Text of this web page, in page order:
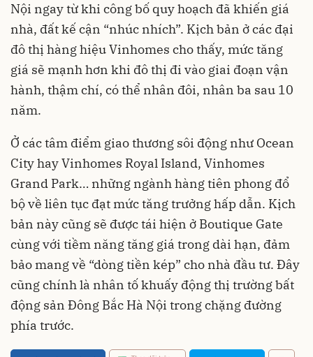
Nội ngay từ khi công bố quy hoạch đã khiến giá
nhà, đất kế cận “nhúc nhích”. Kịch bản ở các đại
đô thị hàng hiệu Vinhomes cho thấy, mức tăng
giá sẽ mạnh hơn khi đô thị đi vào giai đoạn vận
hành, thậm chí, có thể nhân đôi, nhân ba sau 10
năm.
Ở các tâm điểm giao thương sôi động như Ocean
City hay Vinhomes Royal Island, Vinhomes
Grand Park… những ngành hàng tiên phong đổ
bộ về liên tục đạt mức tăng trưởng hấp dẫn. Kịch
bản này cũng sẽ được tái hiện ở Boutique Gate
cùng với tiềm năng tăng giá trong dài hạn, đảm
bảo mang về “dòng tiền kép” cho nhà đầu tư. Đây
cũng chính là nhân tố khuấy động thị trường bất
động sản Đông Bắc Hà Nội trong chặng đường
phía trước.